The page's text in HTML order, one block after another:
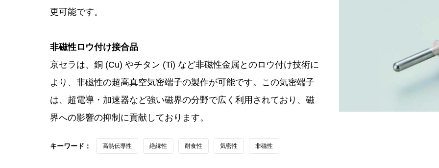
更可能です。
非磁性ロウ付け接合品
京セラは、銅 (Cu) やチタン (Ti) など非磁性金属とのロウ付け技術に
より、非磁性の超高真空気密端子の製作が可能です。この気密端子
は、超電導・加速器など強い磁界の分野で広く利用されており、磁
界への影響の抑制に貢献しております。
キーワード： 高熱伝導性 絶縁性 耐食性 気密性 非磁性